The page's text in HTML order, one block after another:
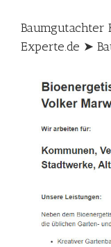
Baumgutachter
Experte.de ➤